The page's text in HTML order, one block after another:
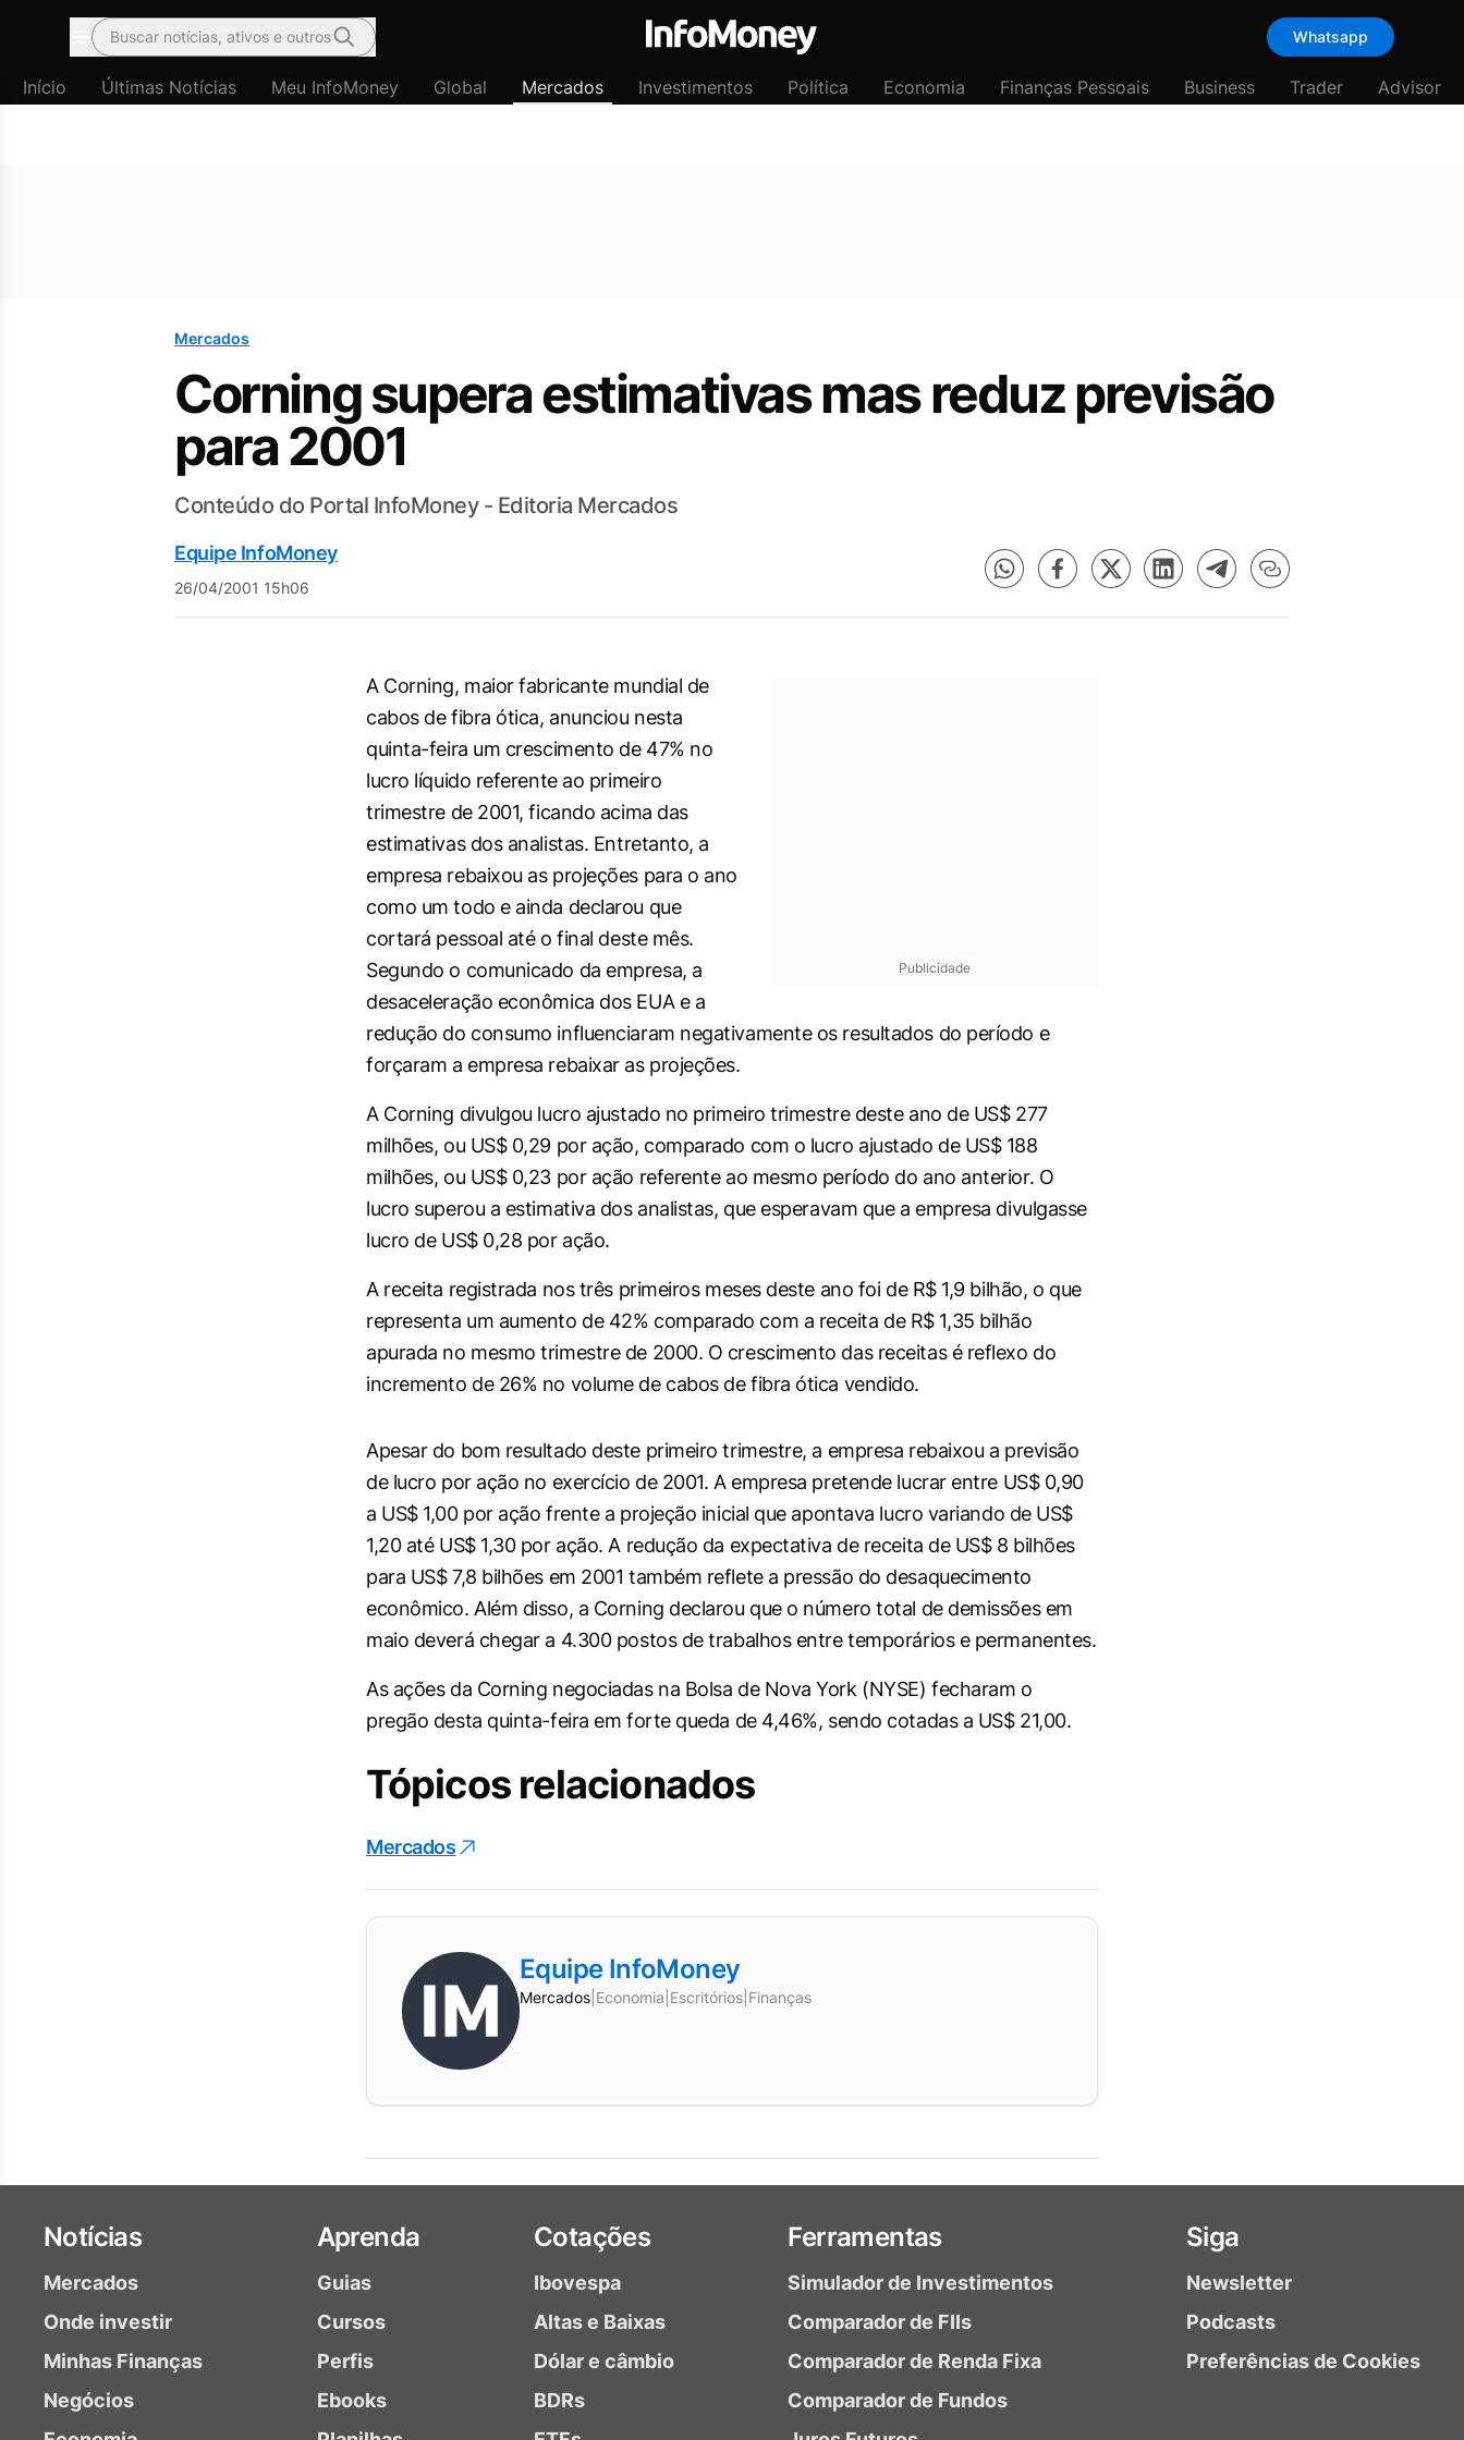
Menu
Buscar notícias, ativos e outros Whatsapp
Início Últimas Notícias Meu InfoMoney Global Mercados Investimentos Política Economia Finanças Pessoais Business Trader Advisor
Mercados
Corning supera estimativas mas reduz previsão
para 2001
Conteúdo do Portal InfoMoney - Editoria Mercados
Equipe InfoMoney
26/04/2001 15h06
Publicidade
A Corning, maior fabricante mundial de
cabos de fibra ótica, anunciou nesta
quinta-feira um crescimento de 47% no
lucro líquido referente ao primeiro
trimestre de 2001, ficando acima das
estimativas dos analistas. Entretanto, a
empresa rebaixou as projeções para o ano
como um todo e ainda declarou que
cortará pessoal até o final deste mês.
Segundo o comunicado da empresa, a
desaceleração econômica dos EUA e a
redução do consumo influenciaram negativamente os resultados do período e
forçaram a empresa rebaixar as projeções.
A Corning divulgou lucro ajustado no primeiro trimestre deste ano de US$ 277
milhões, ou US$ 0,29 por ação, comparado com o lucro ajustado de US$ 188
milhões, ou US$ 0,23 por ação referente ao mesmo período do ano anterior. O
lucro superou a estimativa dos analistas, que esperavam que a empresa divulgasse
lucro de US$ 0,28 por ação.
A receita registrada nos três primeiros meses deste ano foi de R$ 1,9 bilhão, o que
representa um aumento de 42% comparado com a receita de R$ 1,35 bilhão
apurada no mesmo trimestre de 2000. O crescimento das receitas é reflexo do
incremento de 26% no volume de cabos de fibra ótica vendido.
Apesar do bom resultado deste primeiro trimestre, a empresa rebaixou a previsão
de lucro por ação no exercício de 2001. A empresa pretende lucrar entre US$ 0,90
a US$ 1,00 por ação frente a projeção inicial que apontava lucro variando de US$
1,20 até US$ 1,30 por ação. A redução da expectativa de receita de US$ 8 bilhões
para US$ 7,8 bilhões em 2001 também reflete a pressão do desaquecimento
econômico. Além disso, a Corning declarou que o número total de demissões em
maio deverá chegar a 4.300 postos de trabalhos entre temporários e permanentes.
As ações da Corning negociadas na Bolsa de Nova York (NYSE) fecharam o
pregão desta quinta-feira em forte queda de 4,46%, sendo cotadas a US$ 21,00.
Tópicos relacionados
Mercados
Equipe InfoMoney
Mercados Economia Escritórios Finanças
Notícias
Mercados
Onde investir
Minhas Finanças
Negócios
Aprenda
Guias
Cursos
Perfis
Ebooks
Cotações
Ibovespa
Altas e Baixas
Dólar e câmbio
BDRs
Ferramentas
Simulador de Investimentos
Comparador de FIIs
Comparador de Renda Fixa
Comparador de Fundos
Siga
Newsletter
Podcasts
Preferências de Cookies